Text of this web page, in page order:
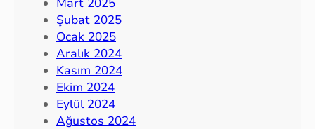
Mart 2025
Şubat 2025
Ocak 2025
Aralık 2024
Kasım 2024
Ekim 2024
Eylül 2024
Ağustos 2024